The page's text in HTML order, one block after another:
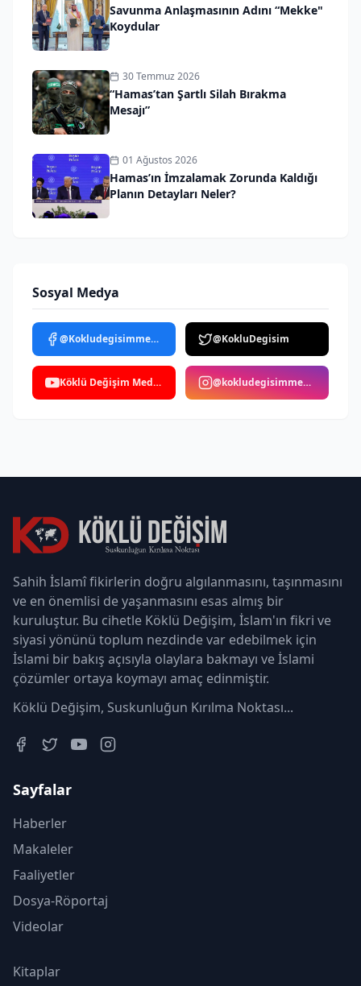
Savunma Anlaşmasının Adını “Mekke"
Koydular
30 Temmuz 2026
“Hamas’tan Şartlı Silah Bırakma
Mesajı”
01 Ağustos 2026
Hamas’ın İmzalamak Zorunda Kaldığı
Planın Detayları Neler?
Sosyal Medya
@Kokludegisimmedya @KokluDegisim
Köklü Değişim Medya @kokludegisimmedya
Sahih İslamî fikirlerin doğru algılanmasını, taşınmasını
ve en önemlisi de yaşanmasını esas almış bir
kuruluştur. Bu cihetle Köklü Değişim, İslam'ın fikri ve
siyasi yönünü toplum nezdinde var edebilmek için
İslami bir bakış açısıyla olaylara bakmayı ve İslami
çözümler ortaya koymayı amaç edinmiştir.
Köklü Değişim, Suskunluğun Kırılma Noktası...
Sayfalar
Haberler
Makaleler
Faaliyetler
Dosya-Röportaj
Videolar
Kitaplar